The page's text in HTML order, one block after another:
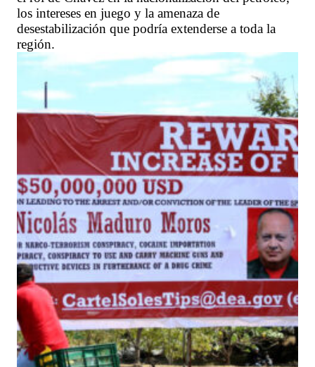
los intereses en juego y la amenaza de
desestabilización que podría extenderse a toda la
región.